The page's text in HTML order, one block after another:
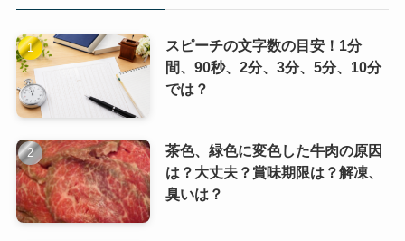
スピーチの文字数の目安！1分
間、90秒、2分、3分、5分、10分
では？
茶色、緑色に変色した牛肉の原因
は？大丈夫？賞味期限は？解凍、
臭いは？